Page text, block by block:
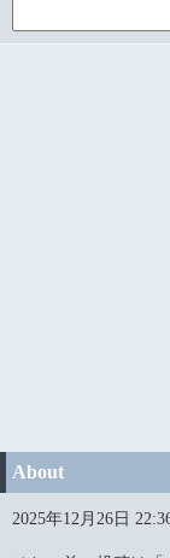
About
2025年12月26日